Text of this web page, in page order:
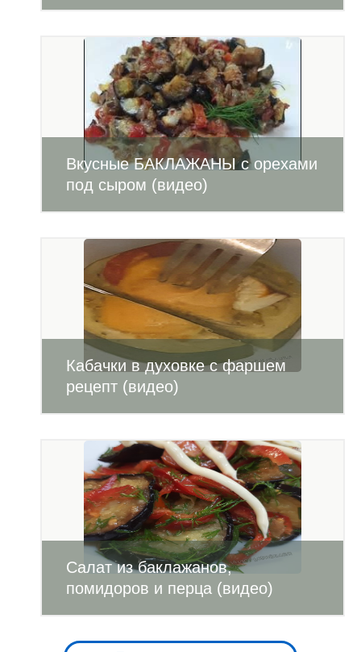
Вкусные БАКЛАЖАНЫ с орехами
под сыром (видео)
Кабачки в духовке с фаршем
рецепт (видео)
Салат из баклажанов,
помидоров и перца (видео)